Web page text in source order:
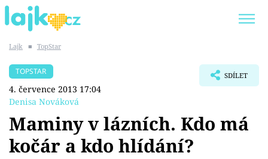
SHOPAHOLICADEL
Témata
Lajk ■ TopStar
TOPSTAR
4. července 2013 17:04
Denisa Nováková
SDÍLET
Maminy v lázních. Kdo má
kočár a kdo hlídání?